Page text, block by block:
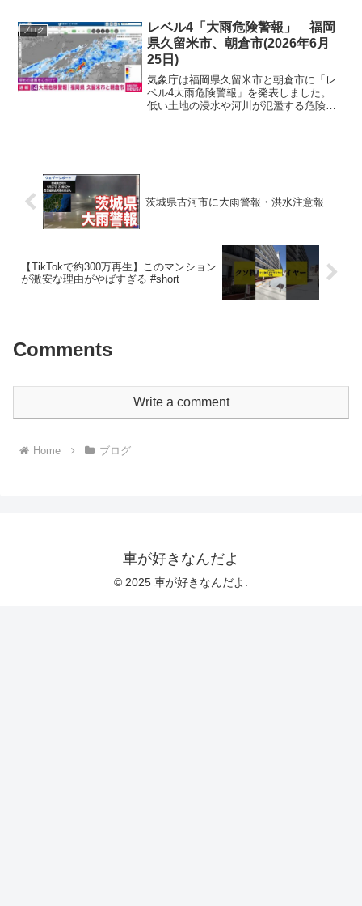
るとの予想が広がっています。その理由
は大きく分けて3つありま...
ブログ
レベル4「大雨危険警報」 福岡
県久留米市、朝倉市(2026年6月
25日)
気象庁は福岡県久留米市と朝倉市に「レ
ベル4大雨危険警報」を発表しました。
低い土地の浸水や河川が氾濫する危険が
茨城県古河市に大雨警報・洪水注意報
【TikTokで約300万再生】このマンション
が激安な理由がやばすぎる #short
Comments
Write a comment
Home ブログ
車が好きなんだよ
© 2025 車が好きなんだよ.